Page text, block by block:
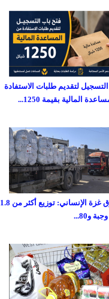
لتقديم طلبات الاستفادة
المالية بقيمة 1250...
صندوق غزة الإنساني: توزيع أكثر من 1.8
و80...